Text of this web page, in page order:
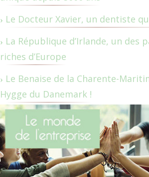
Le Docteur Xavier, un dentiste
La République d’Irlande, un des
riches d’Europe
Le Benaise de la Charente-
Hygge du Danemark !